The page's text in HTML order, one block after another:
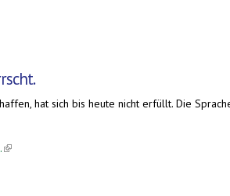
hat sich bis heute nicht erfüllt. Die
(link is external)